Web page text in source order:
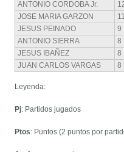
ANTONIO CORDOBA Jr.
JOSE MARIA GARZON
11
JESUS PEINADO
9
ANTONIO SIERRA
8
JESUS IBAÑEZ
8
JUAN CARLOS VARGAS
8
Leyenda:
Pj: Partidos jugados
Ptos: Puntos (2 puntos por